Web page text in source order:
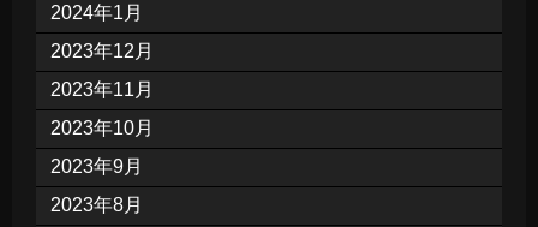
2024年1月
2023年12月
2023年11月
2023年10月
2023年9月
2023年8月